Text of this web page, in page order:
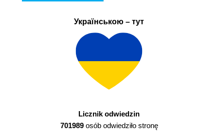
Українською – тут
Licznik odwiedzin
701989osób odwiedziło stronę